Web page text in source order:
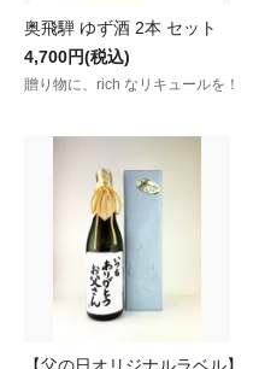
奥飛騨 ゆず酒 2本 セット
4,700円(税込)
贈り物に、rich なリキュールを！